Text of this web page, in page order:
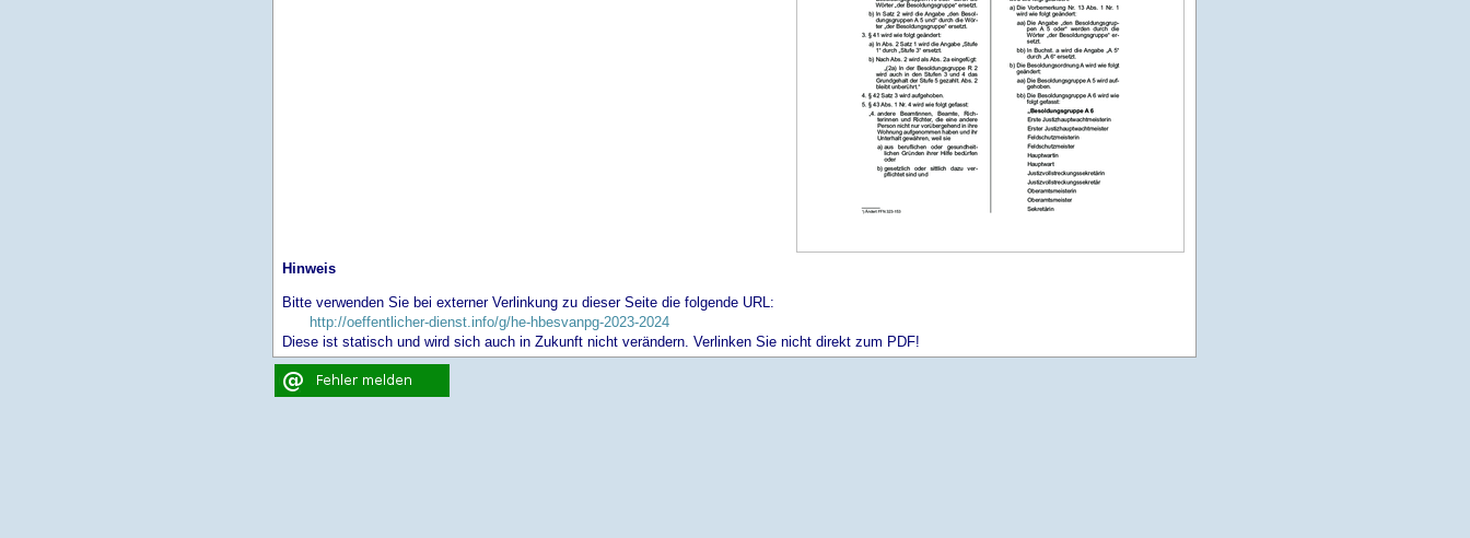
Hinweis
Bitte verwenden Sie bei externer Verlinkung zu dieser Seite die folgende URL:
http://oeffentlicher-dienst.info/g/he-hbesvanpg-2023-2024
Diese ist statisch und wird sich auch in Zukunft nicht verändern. Verlinken Sie nicht direkt zum PDF!